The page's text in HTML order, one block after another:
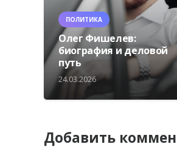
ПОЛИТИКА
Олег Фишелев:
биография и деловой
путь
24.03.2026
Добавить